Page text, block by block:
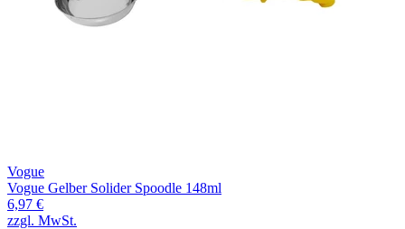
Vogue
Vogue Gelber Solider Spoodle 148ml
6,97 €
zzgl. MwSt.